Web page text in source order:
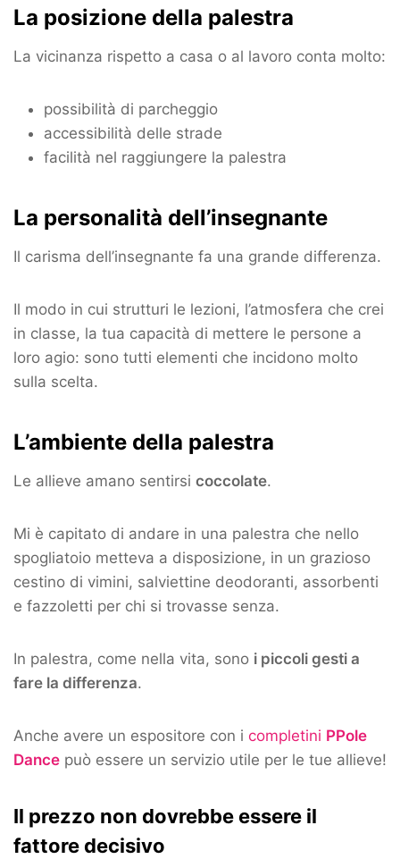
La posizione della palestra
La vicinanza rispetto a casa o al lavoro conta molto:
possibilità di parcheggio
accessibilità delle strade
facilità nel raggiungere la palestra
La personalità dell’insegnante
Il carisma dell’insegnante fa una grande differenza.
Il modo in cui strutturi le lezioni, l’atmosfera che crei
in classe, la tua capacità di mettere le persone a
loro agio: sono tutti elementi che incidono molto
sulla scelta.
L’ambiente della palestra
Le allieve amano sentirsi coccolate.
Mi è capitato di andare in una palestra che nello
spogliatoio metteva a disposizione, in un grazioso
cestino di vimini, salviettine deodoranti, assorbenti
e fazzoletti per chi si trovasse senza.
In palestra, come nella vita, sono i piccoli gesti a
fare la differenza.
Anche avere un espositore con i completini PPole
Dance può essere un servizio utile per le tue allieve!
Il prezzo non dovrebbe essere il
fattore decisivo